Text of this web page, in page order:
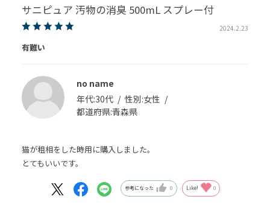
サニピュア 汚物の消臭 500mL スプレー付
2024.2.23
有難い
no name
年代:30代 性別:女性
都道府県:青森県
猫が粗相をした時用に購入しました。
とてもいいです。
参考になった 0 Like! 0